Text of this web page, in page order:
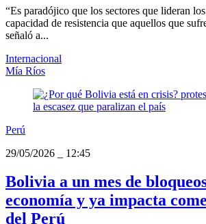
“Es paradójico que los sectores que lideran
capacidad de resistencia que aquellos que
señaló a...
Internacional
Mía Ríos
Perú
29/05/2026
12:45
Bolivia a un mes de
economía y ya impacta
del Perú